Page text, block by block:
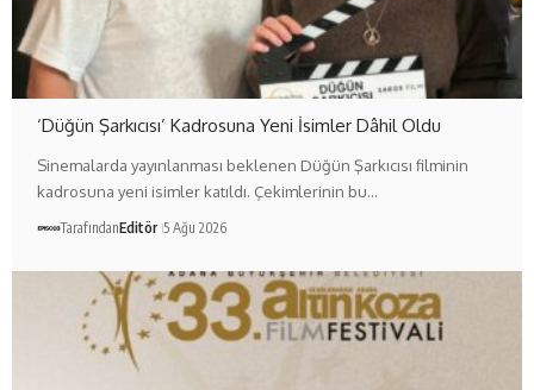
‘Düğün Şarkıcısı’ Kadrosuna Yeni İsimler Dâhil Oldu
Sinemalarda yayınlanması beklenen Düğün Şarkıcısı filminin
kadrosuna yeni isimler katıldı. Çekimlerinin bu…
TarafındanEditör 5 Ağu 2026